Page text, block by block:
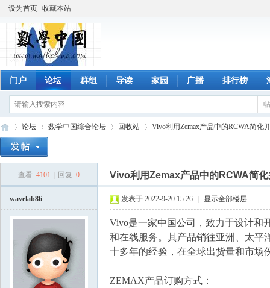
设为首页 收藏本站
门户 论坛 群组 导读 家园 广播 排行榜
论坛
›
数学中国综合论坛 回收站
›
Vivo利用Zemax产品中的RCWA简化
查看: 4101 回复: 0 Vivo利用Zemax产品中的RCWA简
wavelab86 发表于 2022-9-20 15:26 显示全部楼层
Vivo是一家中国公司，致力于设计和
和在线服务。其产品销往亚洲、太平
十多年的经验，在全球出货量和市场
ZEMAX产品订购方式：